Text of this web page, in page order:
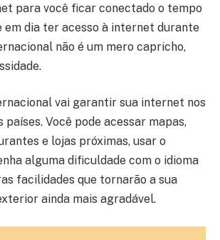
para você ficar conectado o tempo
em dia ter acesso à internet durante
não é um mero capricho,
vai garantir sua internet nos
países. Você pode acessar mapas,
e lojas próximas, usar o
alguma dificuldade com o idioma
facilidades que tornarão a sua
ainda mais agradável.